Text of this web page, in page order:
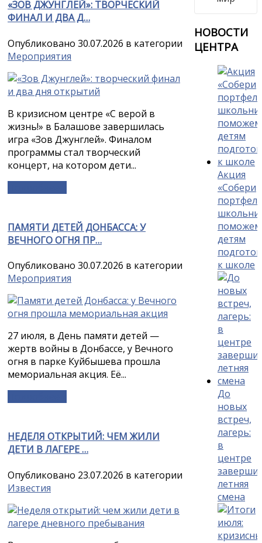
«ЗОВ ДЖУНГЛЕЙ»: ТВОРЧЕСКИЙ
ФИНАЛ И ДВА Д…
Опубликовано 30.07.2026 в категории
Мероприятия
В кризисном центре «С верой в
жизнь!» в Балашове завершилась
игра «Зов Джунглей». Финалом
программы стал творческий
концерт, на котором дети...
ПАМЯТИ ДЕТЕЙ ДОНБАССА: У
ВЕЧНОГО ОГНЯ ПР…
Опубликовано 30.07.2026 в категории
Мероприятия
27 июля, в День памяти детей —
жертв войны в Донбассе, у Вечного
огня в парке Куйбышева прошла
мемориальная акция. Её...
НЕДЕЛЯ ОТКРЫТИЙ: ЧЕМ ЖИЛИ
ДЕТИ В ЛАГЕРЕ …
Опубликовано 23.07.2026 в категории
Известия
НОВОСТИ
ЦЕНТРА
Акция
«Собери
поможем
детям
к школе
До
новых
встреч,
лагерь:
в
центре
летняя
смена